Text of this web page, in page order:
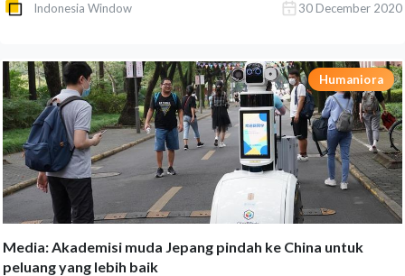
Indonesia Window 30 December 2020
Humaniora
Media: Akademisi muda Jepang pindah ke China untuk
peluang yang lebih baik